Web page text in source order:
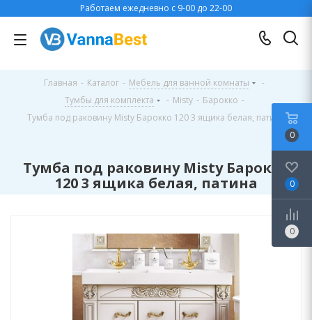
Работаем ежедневно с 9-00 до 22-00
Главная - Каталог - Мебель для ванной комнаты
-
Тумбы для комплекта
- Misty - Барокко -
Тумба под раковину Misty Барокко 120 3 ящика белая, патина
Тумба под раковину Misty Барокко
120 3 ящика белая, патина
0
0
0